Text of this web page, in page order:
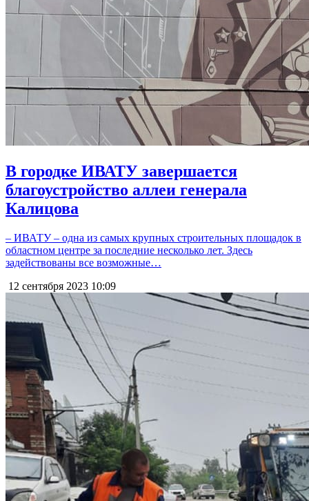
В городке ИВАТУ завершается
благоустройство аллеи генерала
Калицова
– ИВАТУ – одна из самых крупных строительных площадок в
областном центре за последние несколько лет. Здесь
задействованы все возможные…
12 сентября 2023 10:09